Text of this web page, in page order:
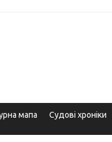
мапа Судові хроніки